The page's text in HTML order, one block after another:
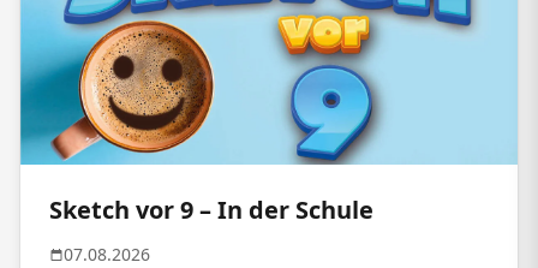
Sketch vor 9 – In der Schule
07.08.2026